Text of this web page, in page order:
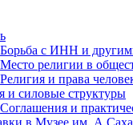
Борьба с ИНН и
Место религии в
Религия и права
и силовые структуры
Соглашения и
в Музее им.